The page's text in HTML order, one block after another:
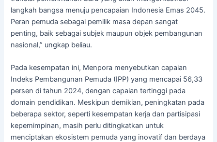
langkah bangsa menuju pencapaian Indonesia Emas 2045.
Peran pemuda sebagai pemilik masa depan sangat
penting, baik sebagai subjek maupun objek pembangunan
nasional,” ungkap beliau.
Pada kesempatan ini, Menpora menyebutkan capaian
Indeks Pembangunan Pemuda (IPP) yang mencapai 56,33
persen di tahun 2024, dengan capaian tertinggi pada
domain pendidikan. Meskipun demikian, peningkatan pada
beberapa sektor, seperti kesempatan kerja dan partisipasi
kepemimpinan, masih perlu ditingkatkan untuk
menciptakan ekosistem pemuda yang inovatif dan berdaya